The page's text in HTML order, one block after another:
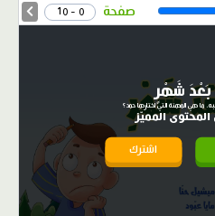
صفحة 0 - 10
بَعْدَ شَهْرٍ
ما هي المهنة التي اختارها حمد؟
المميّز
اشترك